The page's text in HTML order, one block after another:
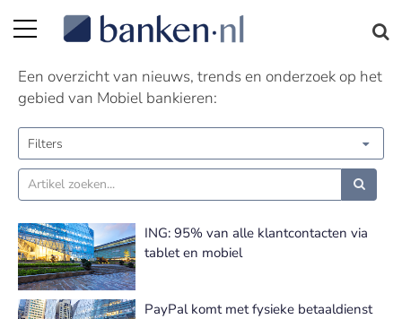
Mobiel bankieren nieuws | Pagina 6
Een overzicht van nieuws, trends en onderzoek op het
gebied van Mobiel bankieren:
Filters
ING: 95% van alle klantcontacten via
tablet en mobiel
PayPal komt met fysieke betaaldienst